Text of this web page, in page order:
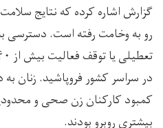
رو به وخامت رفته است.
در سراسر کشور فروپاشید. زنان
کمبود کارکنان زن صحی و
بیشتری روبرو بودند.